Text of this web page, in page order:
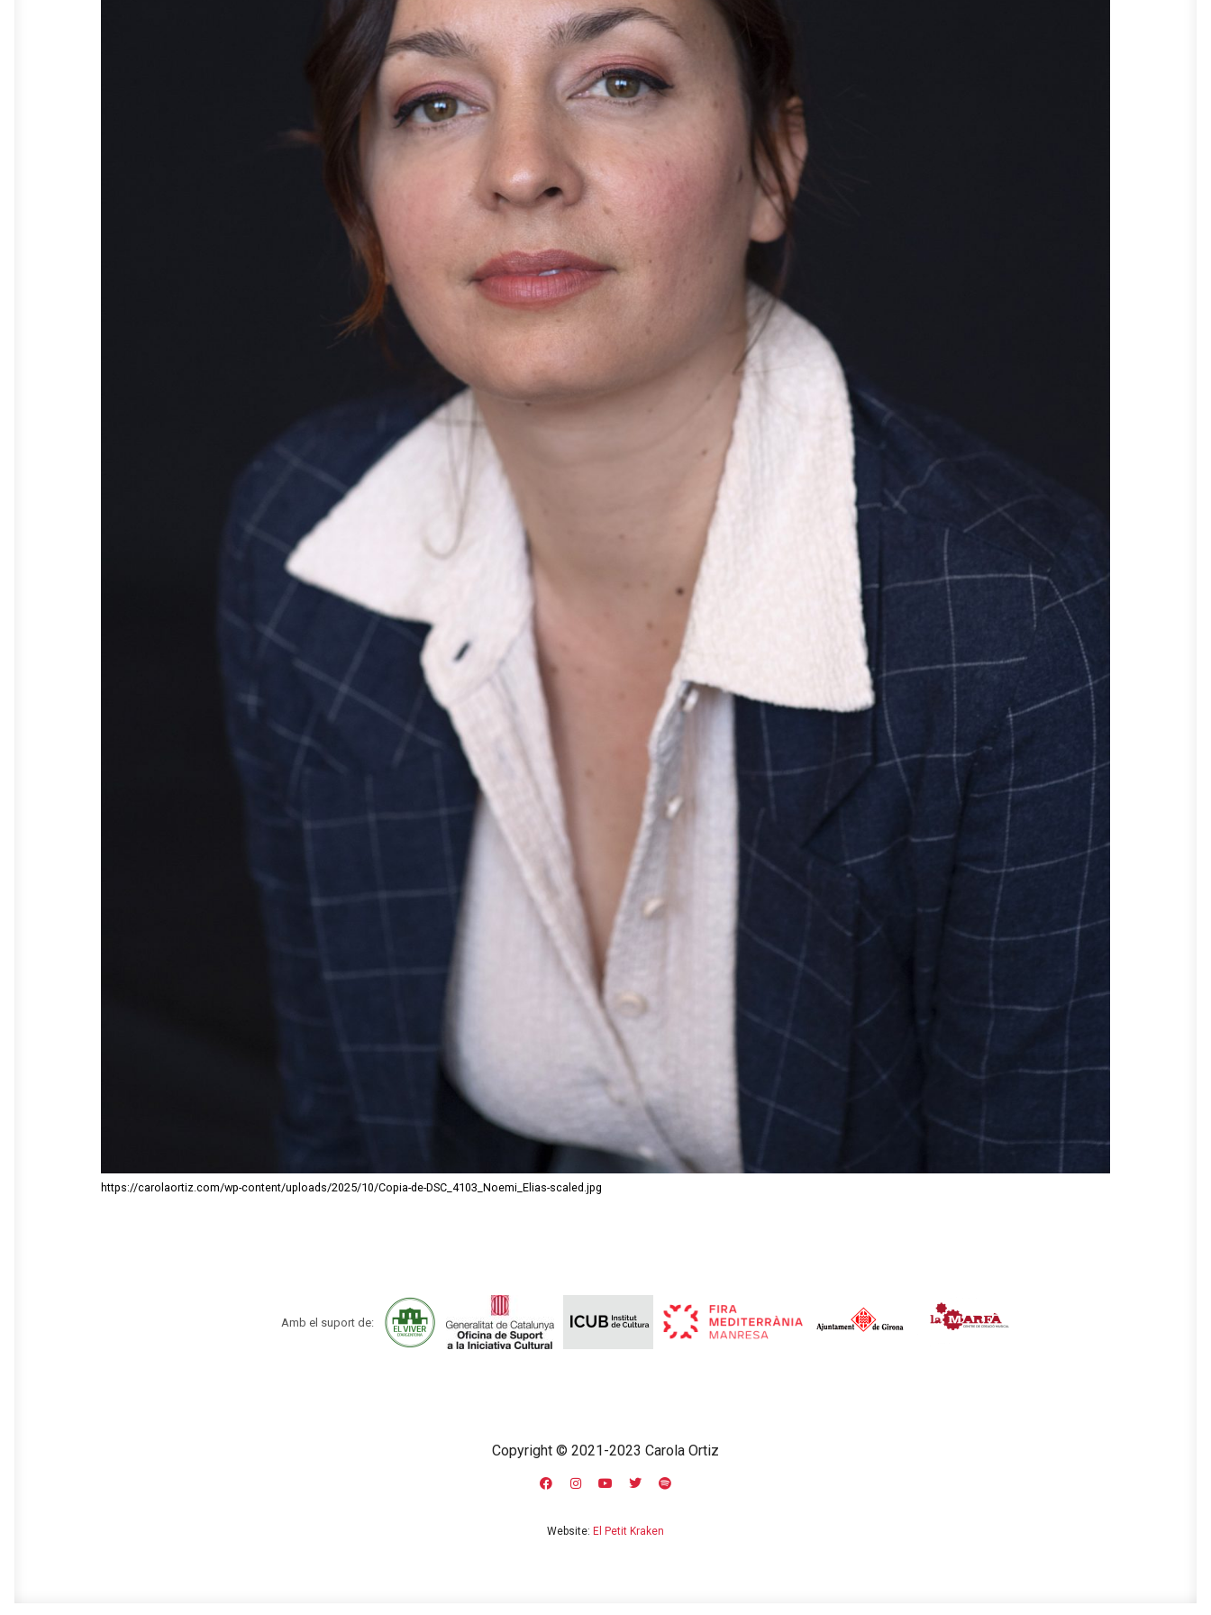
https://carolaortiz.com/wp-content/uploads/2025/10/Copia-de-DSC_4103_Noemi_Elias-scaled.jpg
Amb el suport de:
Copyright © 2021-2023 Carola Ortiz
Website: El Petit Kraken